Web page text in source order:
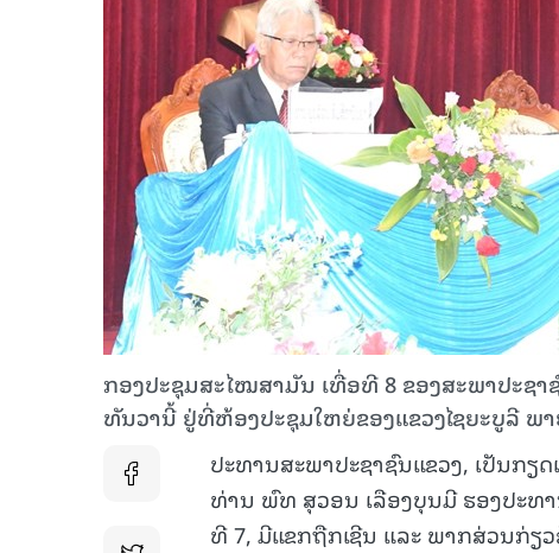
ກອງປະຊຸມສະໄໝສາມັນ ເທື່ອທີ 8 ຂອງສະພາປະຊາ
ທັນວານີ້ ຢູ່ທີ່ຫ້ອງປະຊຸມໃຫຍ່ຂອງແຂວງໄຊຍະບູລີ ພ
ປະທານສະພາປະຊາຊົນແຂວງ, ເປັນກຽ
ທ່ານ ພົທ ສຸວອນ ເລືອງບຸນມີ ຮອງປະທ
ທີ 7, ມີແຂກຖືກເຊີນ ແລະ ພາກສ່ວນກ່ຽວ